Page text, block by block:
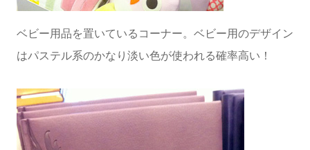
ベビー用品を置いているコーナー。ベビー用のデザイン
はパステル系のかなり淡い色が使われる確率高い！